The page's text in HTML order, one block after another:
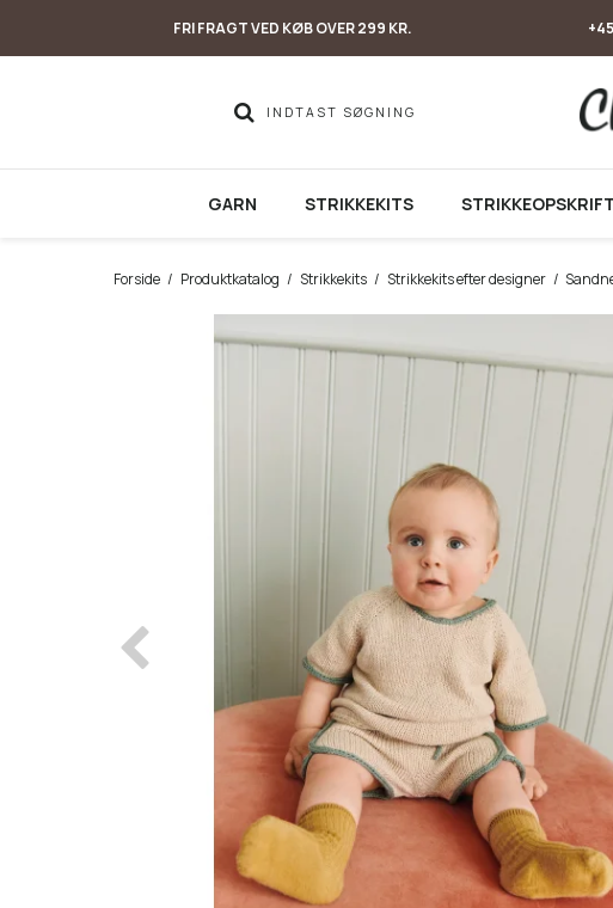
FRI FRAGT VED KØB OVER 299 KR.
GARN STRIKKEKITS
Forside / Produktkatalog / Strikkekits / Strikkekits efter designer /